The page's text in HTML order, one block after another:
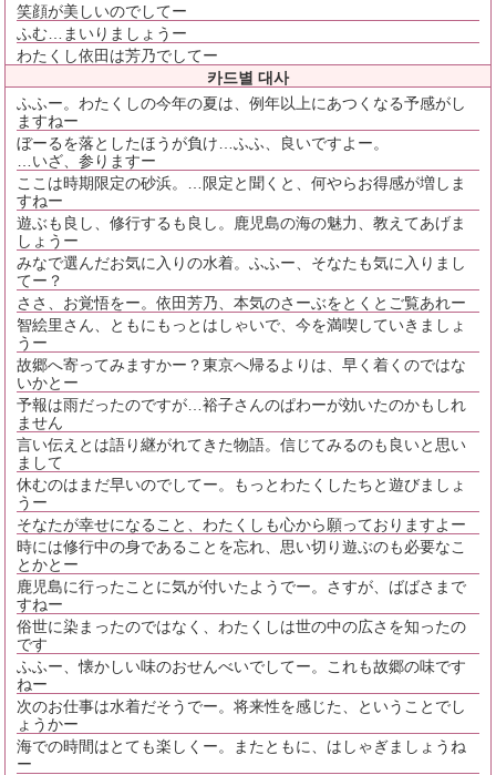
笑顔が美しいのでしてー
ふむ…まいりましょうー
わたくし依田は芳乃でしてー
카드별 대사
ふふー。わたくしの今年の夏は、例年以上にあつくなる予感がし
ますねー
ぼーるを落としたほうが負け…ふふ、良いですよー。
…いざ、参りますー
ここは時期限定の砂浜。…限定と聞くと、何やらお得感が増しま
すねー
遊ぶも良し、修行するも良し。鹿児島の海の魅力、教えてあげま
しょうー
みなで選んだお気に入りの水着。ふふー、そなたも気に入りまし
てー？
ささ、お覚悟をー。依田芳乃、本気のさーぶをとくとご覧あれー
智絵里さん、ともにもっとはしゃいで、今を満喫していきましょ
うー
故郷へ寄ってみますかー？東京へ帰るよりは、早く着くのではな
いかとー
予報は雨だったのですが…裕子さんのぱわーが効いたのかもしれ
ません
言い伝えとは語り継がれてきた物語。信じてみるのも良いと思い
まして
休むのはまだ早いのでしてー。もっとわたくしたちと遊びましょ
うー
そなたが幸せになること、わたくしも心から願っておりますよー
時には修行中の身であることを忘れ、思い切り遊ぶのも必要なこ
とかとー
鹿児島に行ったことに気が付いたようでー。さすが、ばばさまで
すねー
俗世に染まったのではなく、わたくしは世の中の広さを知ったの
です
ふふー、懐かしい味のおせんべいでしてー。これも故郷の味です
ねー
次のお仕事は水着だそうでー。将来性を感じた、ということでし
ょうかー
海での時間はとても楽しくー。またともに、はしゃぎましょうね
ー